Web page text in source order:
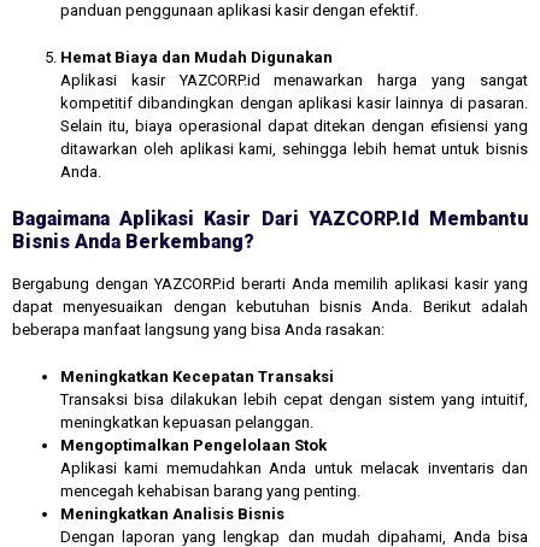
panduan penggunaan aplikasi kasir dengan efektif.
Hemat Biaya dan Mudah Digunakan
Aplikasi kasir YAZCORP.id menawarkan harga yang sangat
kompetitif dibandingkan dengan aplikasi kasir lainnya di pasaran.
Selain itu, biaya operasional dapat ditekan dengan efisiensi yang
ditawarkan oleh aplikasi kami, sehingga lebih hemat untuk bisnis
Anda.
Bagaimana Aplikasi Kasir Dari YAZCORP.id Membantu
Bisnis Anda Berkembang?
Bergabung dengan YAZCORP.id berarti Anda memilih aplikasi kasir yang
dapat menyesuaikan dengan kebutuhan bisnis Anda. Berikut adalah
beberapa manfaat langsung yang bisa Anda rasakan:
Meningkatkan Kecepatan Transaksi
Transaksi bisa dilakukan lebih cepat dengan sistem yang intuitif,
meningkatkan kepuasan pelanggan.
Mengoptimalkan Pengelolaan Stok
Aplikasi kami memudahkan Anda untuk melacak inventaris dan
mencegah kehabisan barang yang penting.
Meningkatkan Analisis Bisnis
Dengan laporan yang lengkap dan mudah dipahami, Anda bisa